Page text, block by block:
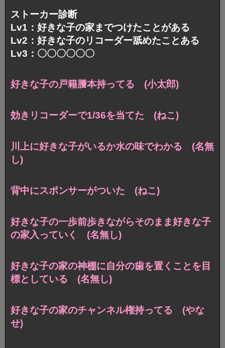
ストーカー診断
Lv1：好きな子の家までつけたことがある
Lv2：好きな子のリコーダー舐めたことある
Lv3：〇〇〇〇〇〇
好きな子の戸籍謄本持ってる (小太郎)
効きリコーダーで1/36を当てた (ねこ)
川上に好きな子がいるか水の味でわかる (名無
し)
背中にスポンサーがついた (ねこ)
好きな子の一歩前歩きながらそのまま好きな子
の家入っていく (名無し)
好きな子の家の神棚に自分の歯を置くことを目
標としている (名無し)
好きな子の家のチャンネル権持ってる (やな
せ)